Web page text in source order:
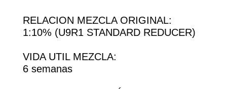
RELACION MEZCLA ORIGINAL:
1:10% (U9R1 STANDARD REDUCER)
VIDA UTIL MEZCLA:
6 semanas